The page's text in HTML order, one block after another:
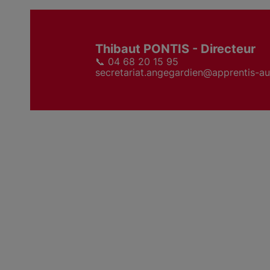
Thibaut PONTIS - Directeur
📞 04 68 20 15 95
secretariat.angegardien@apprentis-